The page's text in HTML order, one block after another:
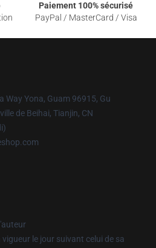
Paiement 100% sécurisé
PayPal / MasterCard / Visa
Way Yona, Guam 96915, Gu
de Beihai, Tianjin, CN
le jour suivant celui de sa